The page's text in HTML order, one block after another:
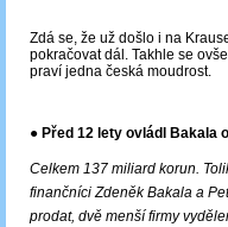
Zdá se, že už došlo i na
pokračovat dál. Takhle se
praví jedna česká moudrost.
● Před 12 lety ovládl Bakala
Celkem 137 miliard korun.
finančníci Zdeněk Bakala a
prodat, dvě menší firmy